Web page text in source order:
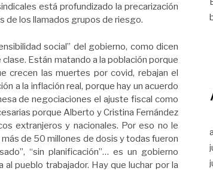
está profundizado la precarización
de los llamados grupos de riesgo.
social” del gobierno, como dicen
Están matando a la población porque
crecen las muertes por covid, rebajan el
a la inflación real, porque hay un acuerdo
de negociaciones el ajuste fiscal como
porque Alberto y Cristina Fernández
extranjeros y nacionales. Por eso no le
de 50 millones de dosis y todas fueron
“sin planificación”… es un gobierno
pueblo trabajador. Hay que luchar por la